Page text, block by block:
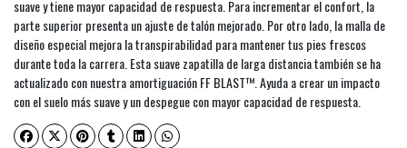
suave y tiene mayor capacidad de respuesta. Para incrementar el confort, la
parte superior presenta un ajuste de talón mejorado. Por otro lado, la malla de
diseño especial mejora la transpirabilidad para mantener tus pies frescos
durante toda la carrera. Esta suave zapatilla de larga distancia también se ha
actualizado con nuestra amortiguación FF BLAST™. Ayuda a crear un impacto
con el suelo más suave y un despegue con mayor capacidad de respuesta.